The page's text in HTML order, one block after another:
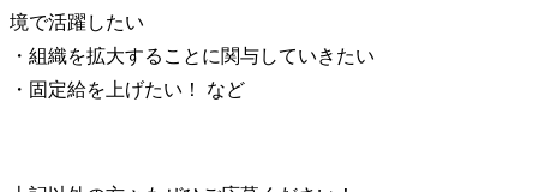
境で活躍したい
・組織を拡大することに関与していきたい
・固定給を上げたい！ など